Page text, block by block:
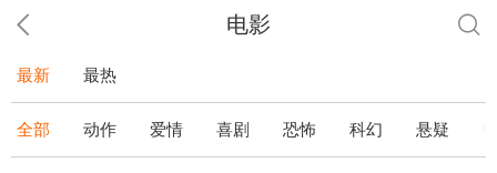
电影
最新 最热
全部 动作 爱情 喜剧 恐怖 科幻 悬疑